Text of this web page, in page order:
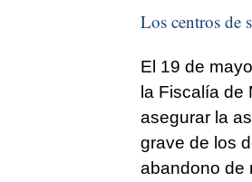
Los centros de
El 19 de
la Fiscalía de
asegurar la
grave de los
abandono de